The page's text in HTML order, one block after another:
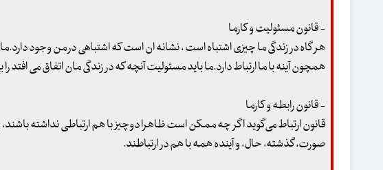
- قانون مسئولیت و کارما
هر گاه در زندگی ما چیزی اشتباه است ، نشانه ان است که اشتباهی در من وجود
همچون آینه با ما ارتباط دارد.ما باید مسئولیت آنچه که در زندگی مان اتفاق می افتد را
- قانون رابطه و کارما
قانون ارتباط می‌گوید اگر چه ممکن است ظاهرا دوچیز با هم ارتباطی نداشته
صورت، گذشته، حال، و آینده همه با هم در ارتباطند.